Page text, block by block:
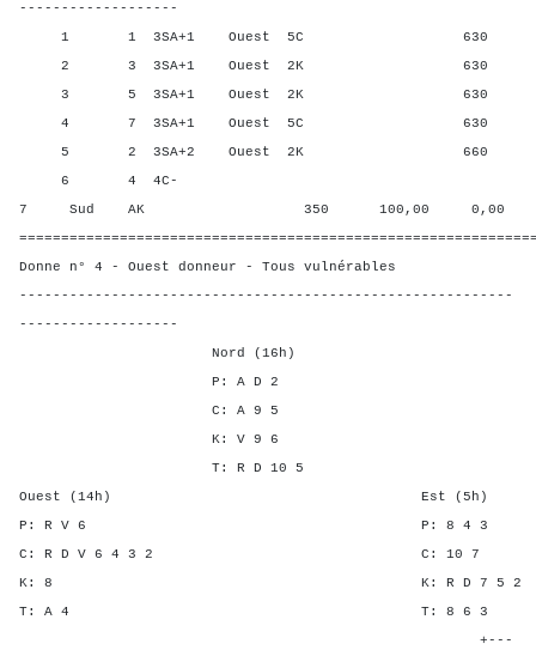
-------------------
1 1 3SA+1 Ouest 5C 630
2 3 3SA+1 Ouest 2K 630
3 5 3SA+1 Ouest 2K 630
4 7 3SA+1 Ouest 5C 630
5 2 3SA+2 Ouest 2K 660
6 4 4C-
7 Sud AK 350 100,00 0,00
Donne n° 4 - Ouest donneur - Tous vulnérables
-----------------------------------------------------------
-------------------
Nord (16h)
P: A D 2
C: A 9 5
K: V 9 6
T: R D 10 5
Ouest (14h) Est (5h)
P: R V 6 P: 8
C: R D V 6 4 3 2 C:
K: 8 K: R D 7
T: A 4 T: 8
+---